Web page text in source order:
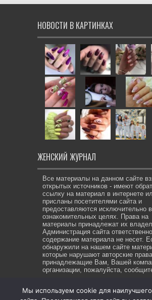
НОВОСТИ В КАРТИНКАХ
ЖЕНСКИЙ ЖУРНАЛ
Все материалы на данном сайте
открытых источников - имеют
ссылку на материал в интернете
присланы посетителями сайта и
предоставляются исключительно в
ознакомительных целях. Права на
материалы принадлежат их
Администрация сайта
содержание материала не несет.
обнаружили на нашем сайте
которые нарушают авторские
принадлежащие Вам, Вашей
организации, пожалуйста,
Мы используем cookie для